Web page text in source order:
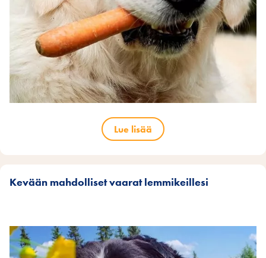
Lue lisää
Kevään mahdolliset vaarat lemmikeillesi